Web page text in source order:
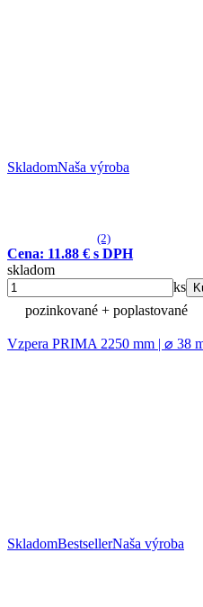
SkladomNaša výroba
(2)
Cena: 11.88 € s DPH
skladom
ks
pozinkované + poplastované
Vzpera PRIMA 2250 mm | ⌀ 38
SkladomBestsellerNaša výroba